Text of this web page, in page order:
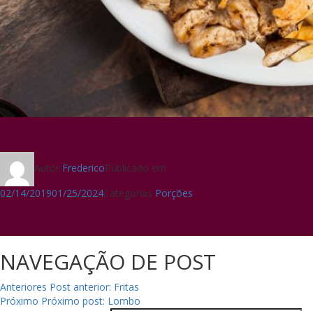
Autor FredericoPublicado em
02/14/201901/25/2024Categorias Porções
NAVEGAÇÃO DE POST
Anteriores Post anterior: Fritas
Próximo Próximo post: Lombo